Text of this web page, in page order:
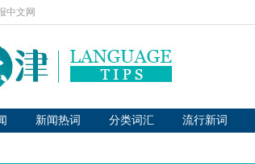
中文网
新闻热词 分类词汇 流行新词